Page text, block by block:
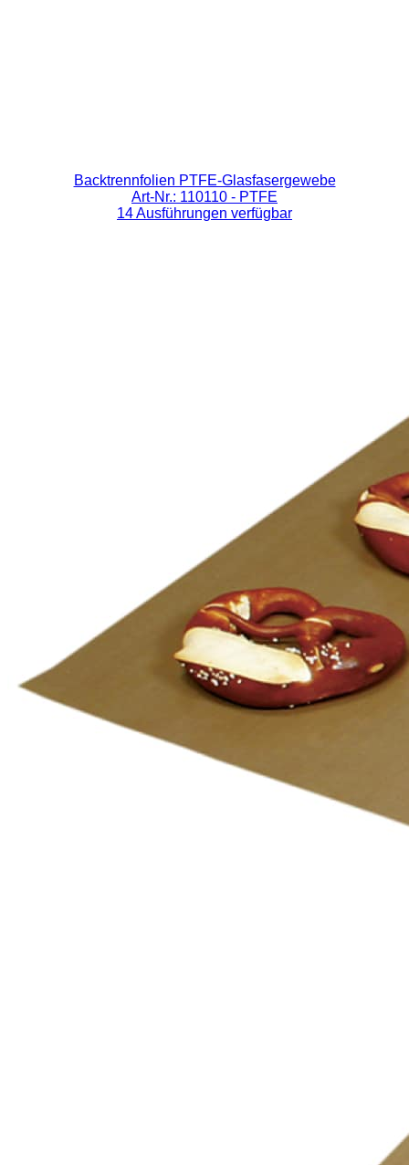
Backtrennfolien PTFE-Glasfasergewebe
Art-Nr.: 110110 - PTFE
14 Ausführungen verfügbar